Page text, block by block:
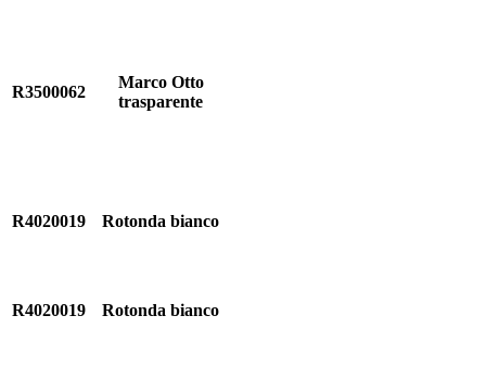
R3500062
Marco Otto
trasparente
R4020019 Rotonda bianco
R4020019 Rotonda bianco